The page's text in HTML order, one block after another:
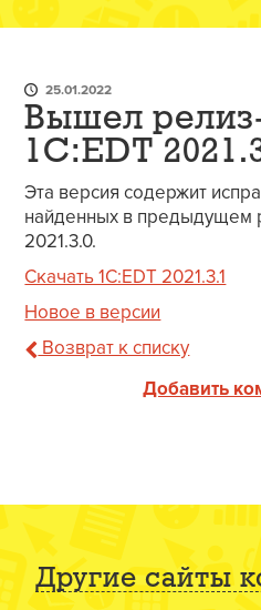
25.01.2022
Вышел
1C:EDT
Эта версия содержит
найденных в предыдущем
2021.3.0.
Скачать 1C:EDT 2021.3.1
Новое в версии
Возврат к списку
Добавить
Другие сайты